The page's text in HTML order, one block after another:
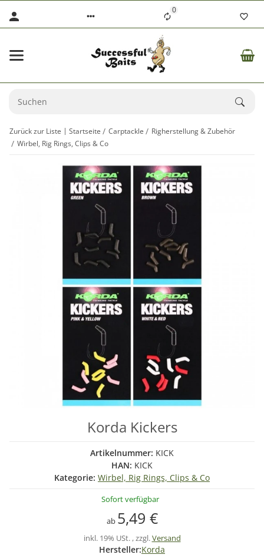
0
Zurück zur Liste Startseite Carptackle
Righerstellung & Zubehör
Wirbel, Rig Rings, Clips & Co
Korda Kickers
Artikelnummer: KICK
HAN: KICK
Kategorie: Wirbel, Rig Rings, Clips & Co
Sofort verfügbar
ab 5,49 €
inkl. 19% USt. , zzgl.Versand
Hersteller:Korda